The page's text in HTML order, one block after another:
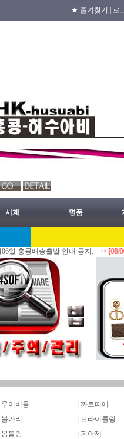
★ 즐겨찾기 | 로
시계 명품
배송출발 안내 공지. [08/06]#홍
루이비통 까르띠에
불가리 브라이틀링
몽블랑 피아제